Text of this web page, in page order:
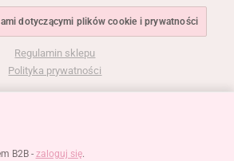
B2B - zaloguj się.
dotyczącymi plików cookie i prywatności
Regulamin sklepu
Polityka prywatności